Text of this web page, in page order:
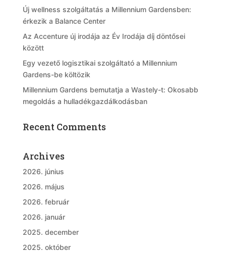
Új wellness szolgáltatás a Millennium Gardensben:
érkezik a Balance Center
Az Accenture új irodája az Év Irodája díj döntősei
között
Egy vezető logisztikai szolgáltató a Millennium
Gardens-be költözik
Millennium Gardens bemutatja a Wastely-t: Okosabb
megoldás a hulladékgazdálkodásban
Recent Comments
Archives
2026. június
2026. május
2026. február
2026. január
2025. december
2025. október